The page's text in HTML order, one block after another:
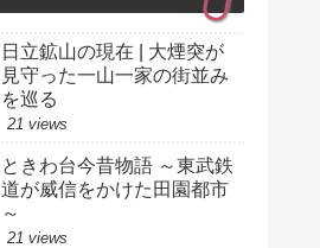
日立鉱山の現在 | 大煙突が
見守った一山一家の街並み
を巡る
21 views
ときわ台今昔物語 ～東武鉄
道が威信をかけた田園都市
～
21 views